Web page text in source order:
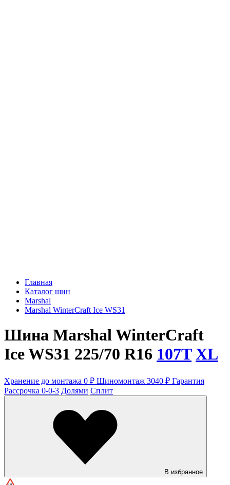
Главная
Каталог шин
Marshal
Marshal WinterCraft Ice WS31
Шина Marshal WinterCraft
Ice WS31 225/70 R16 107T XL
Хранение до монтажа 0 ₽ Шиномонтаж 3040 ₽ Гарантия
Рассрочка 0-0-3 Долями Сплит
В избранное